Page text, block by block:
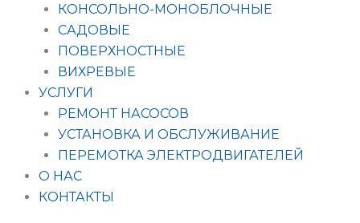
КОНСОЛЬНО-МОНОБЛОЧНЫЕ
САДОВЫЕ
ПОВЕРХНОСТНЫЕ
ВИХРЕВЫЕ
УСЛУГИ
РЕМОНТ НАСОСОВ
УСТАНОВКА И ОБСЛУЖИВАНИЕ
ПЕРЕМОТКА ЭЛЕКТРОДВИГАТЕЛЕЙ
О НАС
КОНТАКТЫ